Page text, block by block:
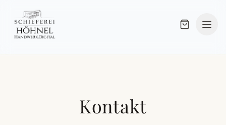
Kontakt